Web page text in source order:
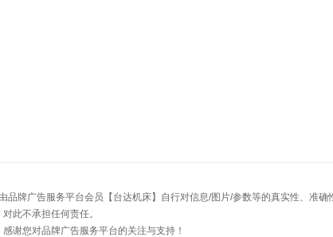
牌广告服务平台会员【台达机床】自行对信息/图片/参数等的真实性、准
此不承担任何责任。
谢您对品牌广告服务平台的关注与支持！